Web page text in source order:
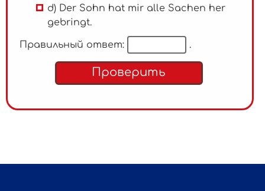
d) Der Sohn hat mir alle Sachen her
gebringt.
Правильный ответ: .
Проверить